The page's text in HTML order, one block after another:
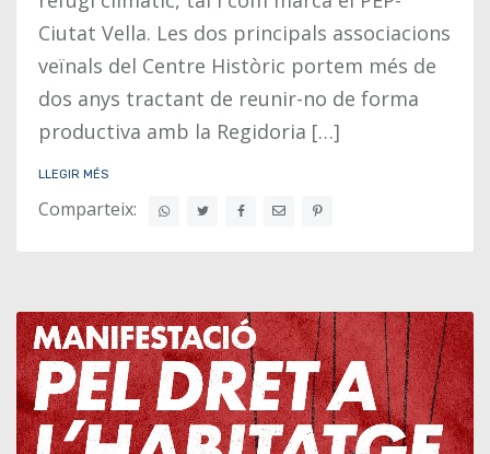
Ciutat Vella. Les dos principals associacions
veïnals del Centre Històric portem més de
dos anys tractant de reunir-no de forma
productiva amb la Regidoria […]
LLEGIR MÉS
Comparteix: